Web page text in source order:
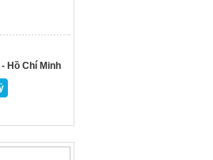
Hồ Chí Minh